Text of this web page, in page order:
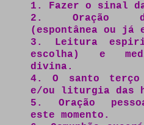
1. Fazer o sinal
2. Oração
(espontânea ou já
3. Leitura
escolha) e
divina.
4. O santo terço
e/ou liturgia das
5. Oração
este momento.